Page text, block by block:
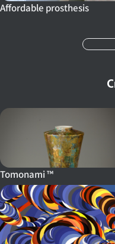
Affordable prosthesis
Tomonami ™